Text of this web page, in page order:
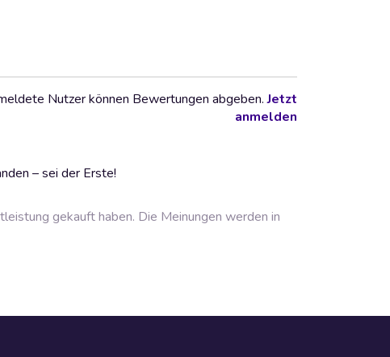
– sei der Erste!
Nutzer können Bewertungen abgeben.Jetzt
anmelden
gekauft haben. Die Meinungen werden in